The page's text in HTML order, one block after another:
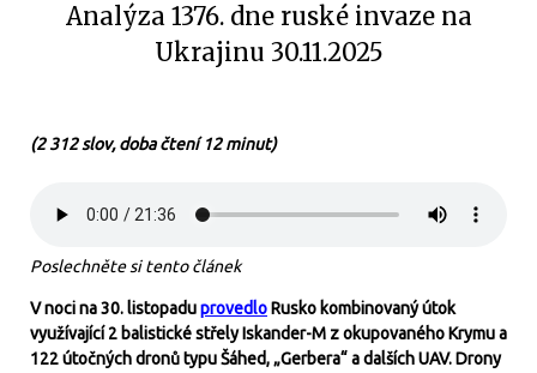
Analýza 1376. dne ruské invaze na
Ukrajinu 30.11.2025
(2 312 slov, doba čtení 12 minut)
Poslechněte si tento článek
V noci na 30. listopaduprovedloRusko kombinovaný útok
využívající 2 balistické střely Iskander-M z okupovaného Krymu a
122 útočných dronů typu Šáhed, „Gerbera“ a dalších UAV. Drony